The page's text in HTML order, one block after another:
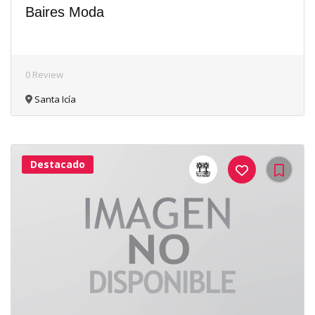
Baires Moda
0 Review
Santa Icía
42Me
Destacado